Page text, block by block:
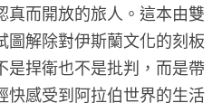
真而開放的旅人。這本由雙
圖解除對伊斯蘭文化的刻板
是捍衛也不是批判，而是帶
快感受到阿拉伯世界的生活